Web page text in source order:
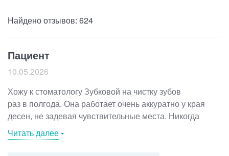
Найдено отзывов: 624
Пациент
10.05.2026
Хожу к стоматологу Зубковой на чистку зубов
раз в полгода. Она работает очень аккуратно у края
десен, не задевая чувствительные места. Никогда
ничего не кровит и не беспокоит. После процедуры
всегда с удовольствием ответит на вопросы.
Читать далее